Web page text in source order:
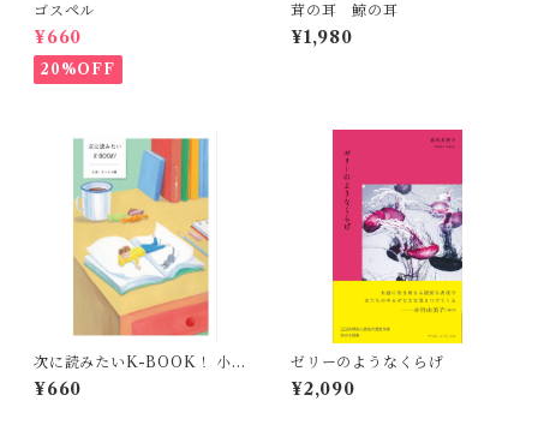
ゴスペル
¥660
20%OFF
茸の耳 鯨の耳
¥1,980
次に読みたいK-BOOK！ 小
説・エッセイ編
¥660
ゼリーのようなくらげ
¥2,090